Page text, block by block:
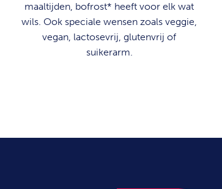
maaltijden, bofrost* heeft voor elk wat
wils. Ook speciale wensen zoals veggie,
vegan, lactosevrij, glutenvrij of
suikerarm.